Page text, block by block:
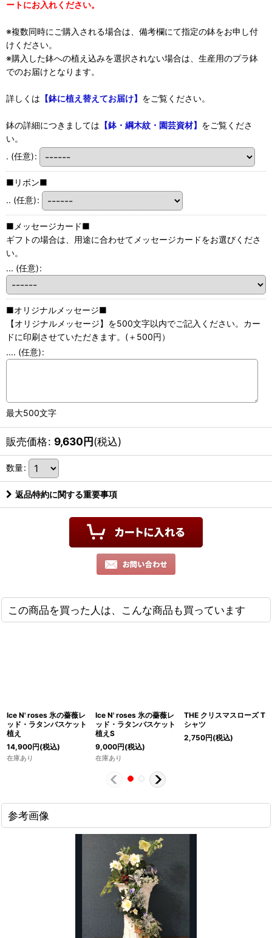
ートにお入れください。
※複数同時にご購入される場合は、備考欄にて指定の鉢をお申し付
けください。
※購入した鉢への植え込みを選択されない場合は、生産用のプラ鉢
でのお届けとなります。
詳しくは 【鉢に植え替えてお届け】 をご覧ください。
鉢の詳細につきましては 【鉢・綱木紋・園芸資材】 をご覧くださ
い。
. (任意):
■リボン■
.. (任意):
■メッセージカード■
ギフトの場合は、用途に合わせてメッセージカードをお選びくださ
い。
... (任意):
■オリジナルメッセージ■
【オリジナルメッセージ】を500文字以内でご記入ください。カー
ドに印刷させていただきます。(＋500円）
.... (任意):
最大500文字
販売価格: 9,630円(税込)
数量:
返品特約に関する重要事項
この商品を買った人は、こんな商品も買っています
Ice N' roses 氷の薔薇レ
ッド・ラタンバスケット
植え
14,900円(税込)
在庫あり
Ice N' roses 氷の薔薇レ
ッド・ラタンバスケット
植えS
9,000円(税込)
在庫あり
THE クリスマスローズ T
シャツ
2,750円(税込)
参考画像